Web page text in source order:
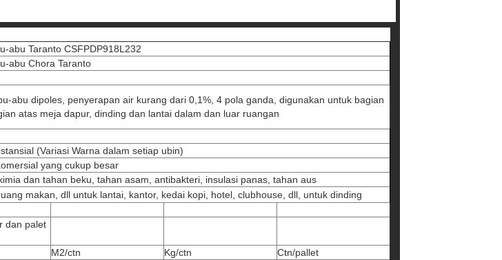
abu Taranto CSFPDP918L232
abu Chora Taranto
abu dipoles, penyerapan air kurang dari 0,1%, 4 pola ganda, digunakan untuk bagian
atas meja dapur, dinding dan lantai dalam dan luar ruangan
(Variasi Warna dalam setiap ubin)
yang cukup besar
dan tahan beku, tahan asam, antibakteri, insulasi panas, tahan aus
makan, dll untuk lantai, kantor, kedai kopi, hotel, clubhouse, dll, untuk dinding
dan palet
M2/ctn Kg/ctn
Ctn/pallet